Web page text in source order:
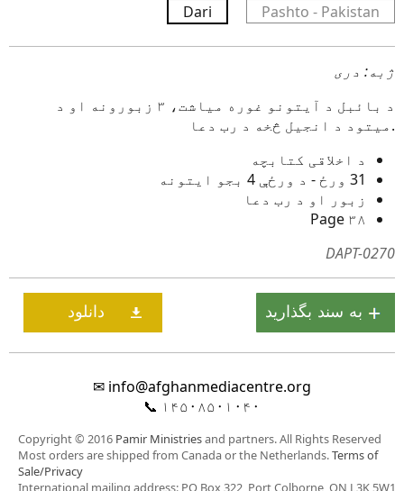
Dari
Pashto - Pakistan
ژبه: دری
د بائبل د آیتونو غوره میاشت، ۳ زبورونه او د
میتود د انجیل څخه د رب دعا.
د اخلاقی کتابچه
31 ورځ - د ورځې 4 بجو ایتونه
زبور او د رب دعا
۳۸ Page
DAPT-0270
✉ info@afghanmediacentre.org
📞 ۱۴۵۰۸۵۰۱۰۴۰
Copyright © 2016 Pamir Ministriesand partners. All Rights Reserved
Most orders are shipped from Canada or the Netherlands.Terms of
Sale/Privacy
International mailing address: PO Box 322, Port Colborne, ON L3K 5W1,